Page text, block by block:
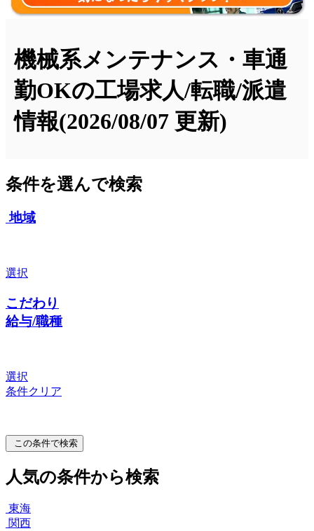
機械系メンテナンス・車通
勤OKの工場求人/転職/派遣
情報(2026/08/07 更新)
条件を選んで検索
地域
選択
こだわり
給与/職種
選択
条件クリア
この条件で検索
人気の条件から検索
東海
関西